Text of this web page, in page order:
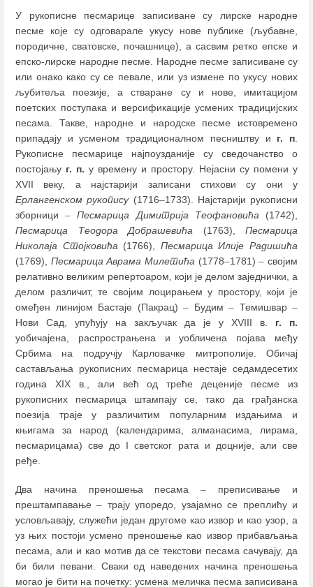
У рукописне песмарице записиване су лирске народне
песме које су одговарале укусу нове публике (љубавне,
породичне, сватовске, почашнице), а сасвим ретко епске и
епско-лирске народне песме. Народне песме записиване су
или онако како су се певале, или уз измене по укусу нових
љубитеља поезије, а стваране су и нове, имитацијом
поетских поступака и версификације усмених традицијских
песама. Такве, народне и народске песме истовремено
припадају и усменом традиционалном песништву и г. п
Рукописне песмарице најпоузданије су сведочанство о
постојању г. п. у времену и простору. Нејасни су помени у
XVII веку, а најстарији записани стихови су они у
Ерлангенском рукопису(1716–1733). Најстарији рукописни
зборници– Песмарица Димитрија Теофановића (1742),
Песмарица Теодора Добрашевића (1763), Песмарица
Николаја Стојковића (1766), Песмарица Илије Радишића
(1769), Песмарица Аврама Милетића (1778–1781)– својим
релативно великим репертоаром, који је делом заједнички, а
делом различит, те својим лоцирањем у простору, који је
омеђен линијом Бастаје (Пакрац) – Будим – Темишвар –
Нови Сад, упућују на закључак да је у XVIII в. г. п.
уобичајена, распрострањена и уобличена појава међу
Србима на подручју Карловачке митрополије. Обичај
састављања рукописних песмарица нестаје седамдесетих
година XIX в., али већ од треће деценије песме из
рукописних песмарица штампају се, тако да грађанска
поезија траје у различитим популарним издањима и
књигама за народ (календарима, алманасима, лирама,
песмарицама) све до I светског рата и доцније, али све
ређе.
Два начина преношења песама– преписивање и
прештампавање– трају упоредо, узајамно се преплићу и
условљавају, служећи један другоме као извор и као узор, а
уз њих постоји усмено преношење као извор прибављања
песама, али и као мотив да се текстови песама сачувају, да
би били певани. Сваки од наведених начина преношења
могао је бити на почетку: усмена меличка песма записивана